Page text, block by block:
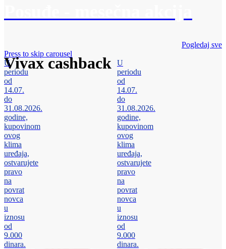
Vivax cashback
Pogledaj sve
Press to skip carousel
U
periodu
od
14.07.
do
31.08.2026.
godine,
kupovinom
ovog
klima
uređaja,
ostvarujete
pravo
na
povrat
novca
u
iznosu
od
9.000
dinara.
U
periodu
od
14.07.
do
31.08.2026.
godine,
kupovinom
ovog
klima
uređaja,
ostvarujete
pravo
na
povrat
novca
u
iznosu
od
9.000
dinara.